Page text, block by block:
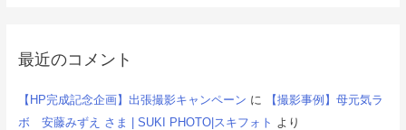
最近のコメント
【HP完成記念企画】出張撮影キャンペーン に
【撮影事例】母元気ラ
ボ 安藤みずえ さま | SUKI PHOTO|スキフォト より